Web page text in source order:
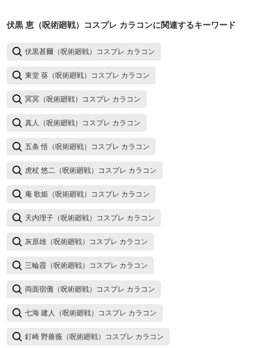
伏黒 恵（呪術廻戦）コスプレ カラコンに関連するキーワード
伏黒甚爾（呪術廻戦）コスプレ カラコン
東堂 葵（呪術廻戦）コスプレ カラコン
冥冥（呪術廻戦）コスプレ カラコン
真人（呪術廻戦）コスプレ カラコン
五条 悟（呪術廻戦）コスプレ カラコン
虎杖 悠二（呪術廻戦）コスプレ カラコン
庵 歌姫（呪術廻戦）コスプレ カラコン
天内理子（呪術廻戦）コスプレ カラコン
灰原雄（呪術廻戦）コスプレ カラコン
三輪霞（呪術廻戦）コスプレ カラコン
両面宿儺（呪術廻戦）コスプレ カラコン
七海 建人（呪術廻戦）コスプレ カラコン
釘崎 野薔薇（呪術廻戦）コスプレ カラコン